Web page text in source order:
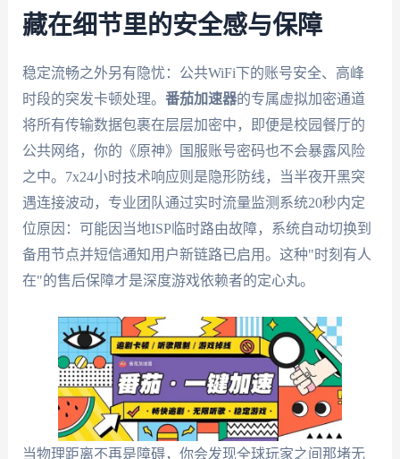
藏在细节里的安全感与保障
稳定流畅之外另有隐忧：公共WiFi下的账号安全、高峰
时段的突发卡顿处理。 番茄加速器的专属虚拟加密通道
将所有传输数据包裹在层层加密中，即便是校园餐厅的
公共网络，你的《原神》国服账号密码也不会暴露风险
之中。7x24小时技术响应则是隐形防线，当半夜开黑突
遇连接波动，专业团队通过实时流量监测系统20秒内定
位原因：可能因当地ISP临时路由故障，系统自动切换到
备用节点并短信通知用户新链路已启用。这种"时刻有人
在"的售后保障才是深度游戏依赖者的定心丸。
当物理距离不再是障碍，你会发现全球玩家之间那堵无